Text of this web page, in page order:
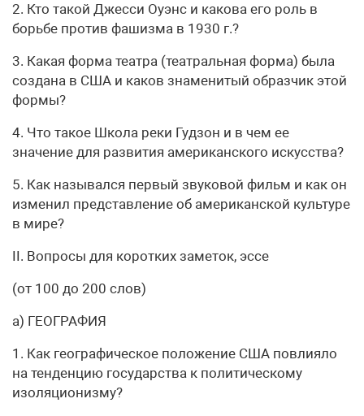
2. Кто такой Джесси Оуэнс и какова его роль в
борьбе против фашизма в 1930 г.?
3. Какая форма театра (театральная форма) была
создана в США и каков знаменитый образчик этой
формы?
4. Что такое Школа реки Гудзон и в чем ее
значение для развития американского искусства?
5. Как назывался первый звуковой фильм и как он
изменил представление об американской культуре
в мире?
II. Вопросы для коротких заметок, эссе
(от 100 до 200 слов)
а) ГЕОГРАФИЯ
1. Как географическое положение США повлияло
на тенденцию государства к политическому
изоляционизму?